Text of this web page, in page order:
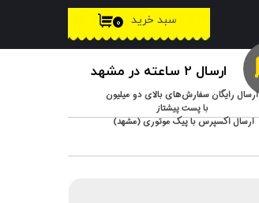
ارسال رایگان سفارش‌های بالای دو میلیون
با پست پیشتاز
ارسال اکسپرس با پیک موتوری (مشهد)
ارسال 2 ساعته در مشهد
۰ سبد خرید